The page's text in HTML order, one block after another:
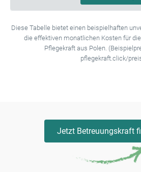
Diese Tabelle bietet einen beispielhaften
die effektiven monatlichen Kosten für
Pflegekraft aus Polen.
pflegekraft.click/
Jetzt Betreuungskraft